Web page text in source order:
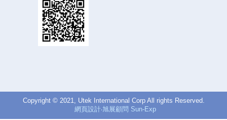
Copyright © 2021, Utek International Corp All rights Reserved.
網頁設計‧旭展顧問 Sun-Exp